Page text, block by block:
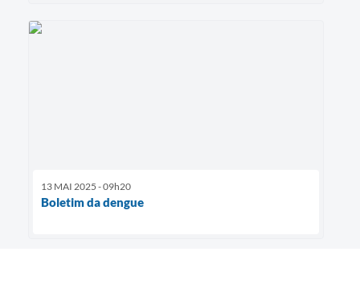
13 MAI 2025 - 09h20
Boletim da dengue